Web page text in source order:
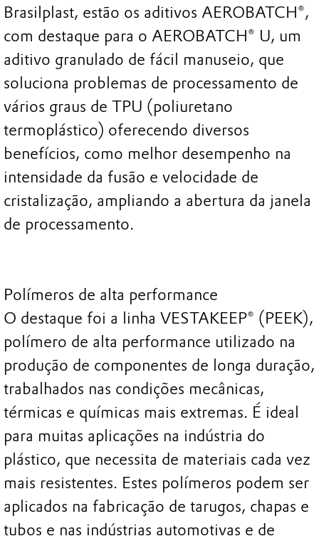
Brasilplast, estão os aditivos AEROBATCH®,
com destaque para o AEROBATCH® U, um
aditivo granulado de fácil manuseio, que
soluciona problemas de processamento de
vários graus de TPU (poliuretano
termoplástico) oferecendo diversos
benefícios, como melhor desempenho na
intensidade da fusão e velocidade de
cristalização, ampliando a abertura da janela
de processamento.
Polímeros de alta performance
O destaque foi a linha VESTAKEEP® (PEEK),
polímero de alta performance utilizado na
produção de componentes de longa duração,
trabalhados nas condições mecânicas,
térmicas e químicas mais extremas. É ideal
para muitas aplicações na indústria do
plástico, que necessita de materiais cada vez
mais resistentes. Estes polímeros podem ser
aplicados na fabricação de tarugos, chapas e
tubos e nas indústrias automotivas e de